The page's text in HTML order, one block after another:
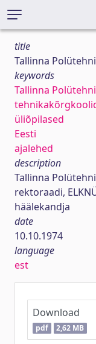
title
Tallinna
keywords
Tallinna
üliõpilased
Eesti
ajalehed
description
Tallinna
rektoraadi,
häälekandja
date
10.10.1974
language
est
Download
pdf 2,62 MB